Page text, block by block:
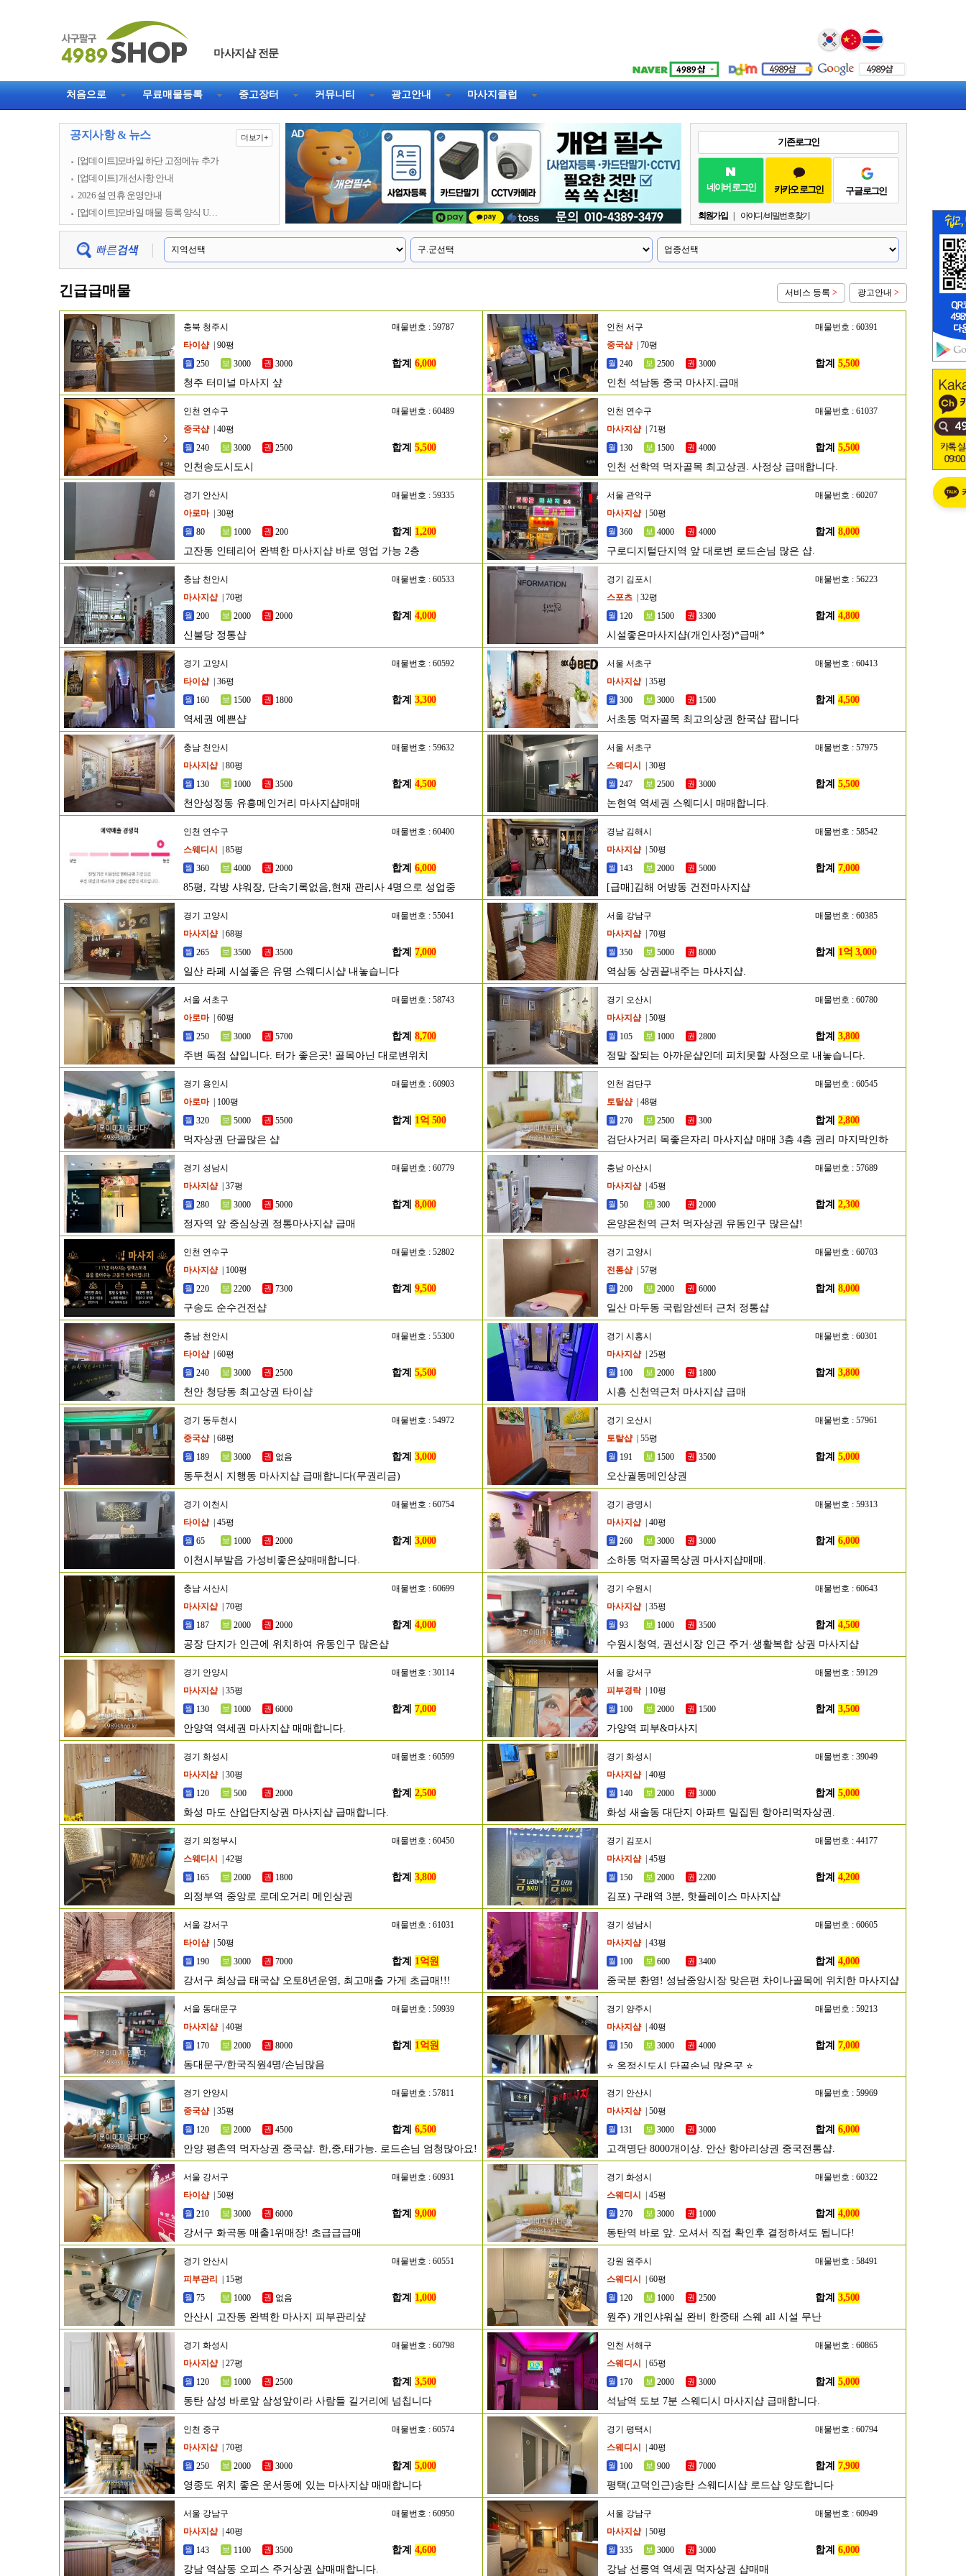
Select Language ▼
마사지샵 전문
처음으로 무료매물등록 중고장터 커뮤니티 광고안내 마사지클럽
공지사항 & 뉴스 더보기+
[업데이트]모바일 하단 고정메뉴 추가
[업데이트] 개선사항 안내
2026 설 연휴 운영안내
[업데이트]모바일 매물 등록 양식 U…
기존 로그인
네이버 로그인 카카오 로그인 구글 로그인
회원가입 아이디 / 비밀번호 찾기
긴급급매물 광고안내 >
서비스 등록 >
충북 청주시
매물번호 : 59787
타이샵
| 90평
250
3000 3000 합계 6,000
청주 터미널 마사지 샾
인천 서구
매물번호 : 60391
중국샵
| 70평
240
2500 3000 합계 5,500
인천 석남동 중국 마사지.급매
인천 연수구
매물번호 : 60489
중국샵
| 40평
240
3000 2500 합계 5,500
인천송도시도시
인천 연수구
매물번호 : 61037
마사지샵
| 71평
130
1500 4000 합계 5,500
인천 선학역 먹자골목 최고상권. 사정상 급매합니다.
경기 안산시
매물번호 : 59335
아로마
| 30평
80
1000 200 합계 1,200
고잔동 인테리어 완벽한 마사지샵 바로 영업 가능 2층
서울 관악구
매물번호 : 60207
마사지샵
| 50평
360
4000 4000 합계 8,000
구로디지털단지역 앞 대로변 로드손님 많은 샵.
충남 천안시
매물번호 : 60533
마사지샵
| 70평
200
2000 2000 합계 4,000
신불당 정통샵
경기 김포시
매물번호 : 56223
스포츠
| 32평
120
1500 3300 합계 4,800
시설좋은마사지샵(개인사정)*급매*
경기 고양시
매물번호 : 60592
타이샵
| 36평
160
1500 1800 합계 3,300
역세권 예쁜샵
서울 서초구
매물번호 : 60413
마사지샵
| 35평
300
3000 1500 합계 4,500
서초동 먹자골목 최고의상권 한국샵 팝니다
충남 천안시
매물번호 : 59632
마사지샵
| 80평
130
1000 3500 합계 4,500
천안성정동 유흥메인거리 마사지샵매매
서울 서초구
매물번호 : 57975
스웨디시
| 30평
247
2500 3000 합계 5,500
논현역 역세권 스웨디시 매매합니다.
인천 연수구
매물번호 : 60400
스웨디시
| 85평
360
4000 2000 합계 6,000
85평, 각방 샤워장, 단속기록없음,현재 관리사 4명으로 성업중
경남 김해시
매물번호 : 58542
마사지샵
| 50평
143
2000 5000 합계 7,000
[급매]김해 어방동 건전마사지샵
경기 고양시
매물번호 : 55041
마사지샵
| 68평
265
3500 3500 합계 7,000
일산 라페 시설좋은 유명 스웨디시샵 내놓습니다
서울 강남구
매물번호 : 60385
마사지샵
| 70평
350
5000 8000 합계 1억 3,000
역삼동 상권끝내주는 마사지샵.
서울 서초구
매물번호 : 58743
아로마
| 60평
250
3000 5700 합계 8,700
주변 독점 샵입니다. 터가 좋은곳! 골목아닌 대로변위치
경기 오산시
매물번호 : 60780
마사지샵
| 50평
105
1000 2800 합계 3,800
정말 잘되는 아까운샵인데 피치못할 사정으로 내놓습니다.
경기 용인시
매물번호 : 60903
아로마
| 100평
320
5000 5500 합계 1억 500
먹자상권 단골많은 샵
인천 검단구
매물번호 : 60545
토탈샵
| 48평
270
2500 300 합계 2,800
검단사거리 목좋은자리 마사지샵 매매 3층 4층 권리 마지막인하
300만
경기 성남시
매물번호 : 60779
마사지샵
| 37평
280
3000 5000 합계 8,000
정자역 앞 중심상권 정통마사지샵 급매
충남 아산시
매물번호 : 57689
마사지샵
| 45평
50
300 2000 합계 2,300
온양온천역 근처 먹자상권 유동인구 많은샵!
인천 연수구
매물번호 : 52802
마사지샵
| 100평
220
2200 7300 합계 9,500
구송도 순수건전샵
경기 고양시
매물번호 : 60703
전통샵
| 57평
200
2000 6000 합계 8,000
일산 마두동 국립암센터 근처 정통샵
충남 천안시
매물번호 : 55300
타이샵
| 60평
240
3000 2500 합계 5,500
천안 청당동 최고상권 타이샵
경기 시흥시
매물번호 : 60301
마사지샵
| 25평
100
2000 1800 합계 3,800
시흥 신천역근처 마사지샵 급매
경기 동두천시
매물번호 : 54972
중국샵
| 68평
189
3000 없음 합계 3,000
동두천시 지행동 마사지샵 급매합니다(무권리금)
경기 오산시
매물번호 : 57961
토탈샵
| 55평
191
1500 3500 합계 5,000
오산궐동메인상권
경기 이천시
매물번호 : 60754
타이샵
| 45평
65
1000 2000 합계 3,000
이천시부발읍 가성비좋은샾매매합니다.
경기 광명시
매물번호 : 59313
마사지샵
| 40평
260
3000 3000 합계 6,000
소하동 먹자골목상권 마사지샵매매.
충남 서산시
매물번호 : 60699
마사지샵
| 70평
187
2000 2000 합계 4,000
공장 단지가 인근에 위치하여 유동인구 많은샵
경기 수원시
매물번호 : 60643
마사지샵
| 35평
93
1000 3500 합계 4,500
수원시청역, 권선시장 인근 주거·생활복합 상권 마사지샵
경기 안양시
매물번호 : 30114
마사지샵
| 35평
130
1000 6000 합계 7,000
안양역 역세권 마사지샵 매매합니다.
서울 강서구
매물번호 : 59129
피부경락
| 10평
100
2000 1500 합계 3,500
가양역 피부&마사지
경기 화성시
매물번호 : 60599
마사지샵
| 30평
120
500 2000 합계 2,500
화성 마도 산업단지상권 마사지샵 급매합니다.
경기 화성시
매물번호 : 39049
마사지샵
| 40평
140
2000 3000 합계 5,000
화성 새솔동 대단지 아파트 밀집된 항아리먹자상권.
경기 의정부시
매물번호 : 60450
스웨디시
| 42평
165
2000 1800 합계 3,800
의정부역 중앙로 로데오거리 메인상권
경기 김포시
매물번호 : 44177
마사지샵
| 45평
150
2000 2200 합계 4,200
김포) 구래역 3분, 핫플레이스 마사지샵
서울 강서구
매물번호 : 61031
타이샵
| 50평
190
3000 7000 합계 1억원
강서구 최상급 태국샵 오토8년운영, 최고매출 가게 초급매!!!
경기 성남시
매물번호 : 60605
마사지샵
| 43평
100
600 3400 합계 4,000
중국분 환영! 성남중앙시장 맞은편 차이나골목에 위치한 마사지샵
서울 동대문구
매물번호 : 59939
마사지샵
| 40평
170
2000 8000 합계 1억원
동대문구/한국직원4명/손님많음
경기 양주시
매물번호 : 59213
마사지샵
| 40평
150
3000 4000 합계 7,000
⭐ 옥정신도시 단골손님 많은곳 ⭐
경기 안양시
매물번호 : 57811
중국샵
| 35평
120
2000 4500 합계 6,500
안양 평촌역 먹자상권 중국샵. 한,중,태가능. 로드손님 엄청많아요!
경기 안산시
매물번호 : 59969
마사지샵
| 50평
131
3000 3000 합계 6,000
고객명단 8000개이상. 안산 항아리상권 중국전통샵.
서울 강서구
매물번호 : 60931
타이샵
| 50평
210
3000 6000 합계 9,000
강서구 화곡동 매출1위매장! 초급급급매
경기 화성시
매물번호 : 60322
스웨디시
| 45평
270
3000 1000 합계 4,000
동탄역 바로 앞. 오셔서 직접 확인후 결정하셔도 됩니다!
경기 안산시
매물번호 : 60551
피부관리
| 15평
75
1000 없음 합계 1,000
안산시 고잔동 완벽한 마사지 피부관리샾
강원 원주시
매물번호 : 58491
스웨디시
| 60평
120
1000 2500 합계 3,500
원주) 개인샤워실 완비 한중태 스웨 all 시설 무난
경기 화성시
매물번호 : 60798
마사지샵
| 27평
120
1000 2500 합계 3,500
동탄 삼성 바로앞 삼성앞이라 사람들 길거리에 넘칩니다
인천 서해구
매물번호 : 60865
스웨디시
| 65평
170
2000 3000 합계 5,000
석남역 도보 7분 스웨디시 마사지샵 급매합니다.
인천 중구
매물번호 : 60574
마사지샵
| 70평
250
2000 3000 합계 5,000
영종도 위치 좋은 운서동에 있는 마사지샵 매매합니다
경기 평택시
매물번호 : 60794
스웨디시
| 40평
100
900 7000 합계 7,900
평택(고덕인근)송탄 스웨디시샵 로드샵 양도합니다
서울 강남구
매물번호 : 60950
마사지샵
| 40평
143
1100 3500 합계 4,600
강남 역삼동 오피스 주거상권 샵매매합니다.
서울 강남구
매물번호 : 60949
마사지샵
| 50평
335
3000 3000 합계 6,000
강남 선릉역 역세권 먹자상권 샵매매